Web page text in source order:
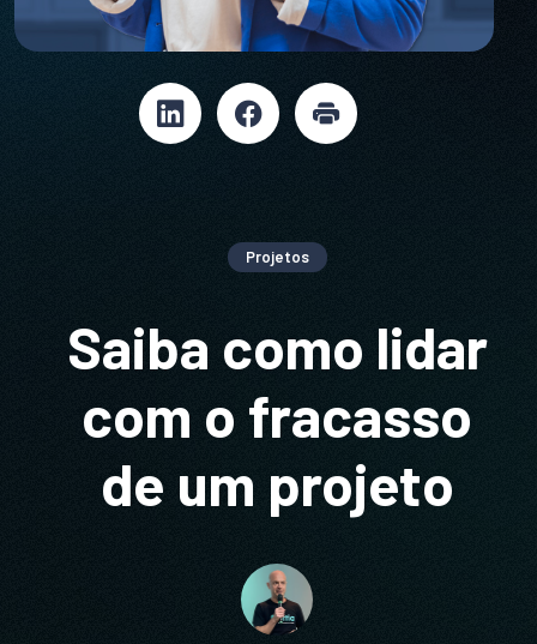
Projetos
Saiba como lidar
com o fracasso
de um projeto